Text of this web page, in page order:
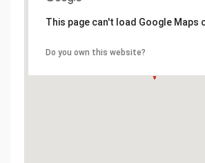
This page can't load Google Maps
Do you own this website?